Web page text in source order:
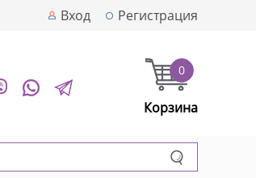
Вход Регистрация
0
Корзина